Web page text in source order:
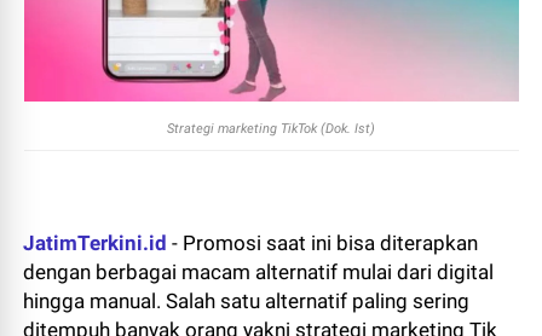
Strategi marketing TikTok (Dok. Ist)
JatimTerkini.id - Promosi saat ini bisa diterapkan
dengan berbagai macam alternatif mulai dari digital
hingga manual. Salah satu alternatif paling sering
ditempuh banyak orang yakni strategi marketing Tik